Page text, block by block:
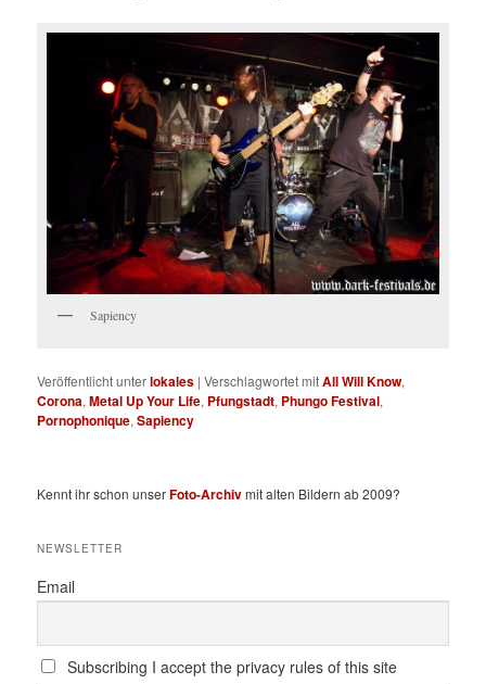
Sapiency
Veröffentlicht unterlokales |Verschlagwortet mitAll Will Know,
Corona,Metal Up Your Life, Pfungstadt, Phungo Festival,
Pornophonique,Sapiency
Kennt ihr schon unserFoto-Archivmit alten Bildern ab 2009?
NEWSLETTER
Email
Subscribing I accept the privacy rules of this site